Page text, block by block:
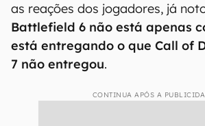
as reações dos jogadores, já
Battlefield 6 não está apenas
está entregando o que Call of
7 não entregou.
CONTINUA APÓS A